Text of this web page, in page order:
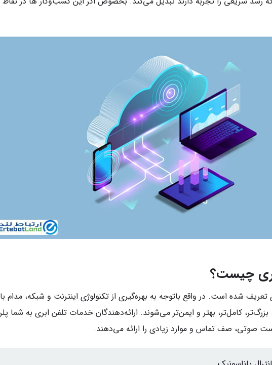
چیست؟
شده است. در واقع باتوجه‌ به بهره‌گیری از تکنولوژی اینترنت و شبکه، مدام با
کامل‌تر، بهتر و ایمن‌تر می‌شوند. ارائه‌دهندگان خدمات تلفن ابری به شما
صوتی، صف تماس و موارد زیادی را ارائه می‌دهند.